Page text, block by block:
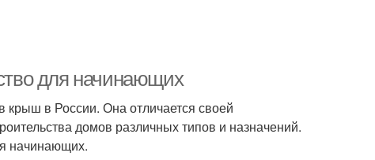
для начинающих
в России. Она отличается своей
домов различных типов и назначений.
начинающих.